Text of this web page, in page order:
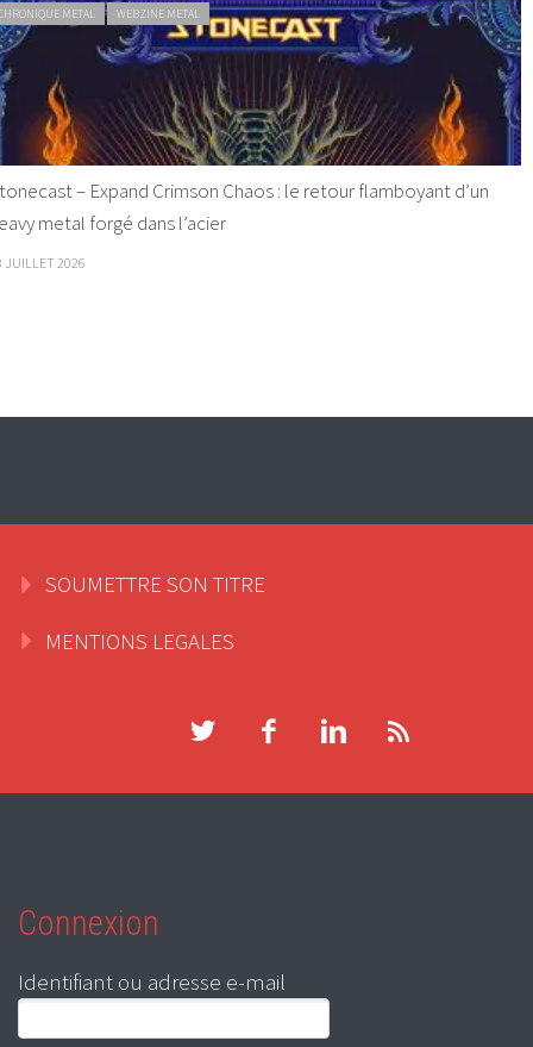
METAL WEBZINE METAL
– Expand Crimson Chaos : le retour flamboyant d’un
metal forgé dans l’acier
JUILLET 2026
SOUMETTRE SON TITRE
MENTIONS LEGALES
Connexion
Identifiant ou adresse e-mail